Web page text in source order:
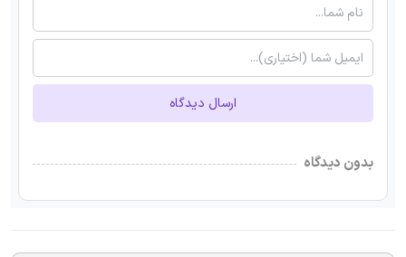
ارسال دیدگاه
بدون دیدگاه